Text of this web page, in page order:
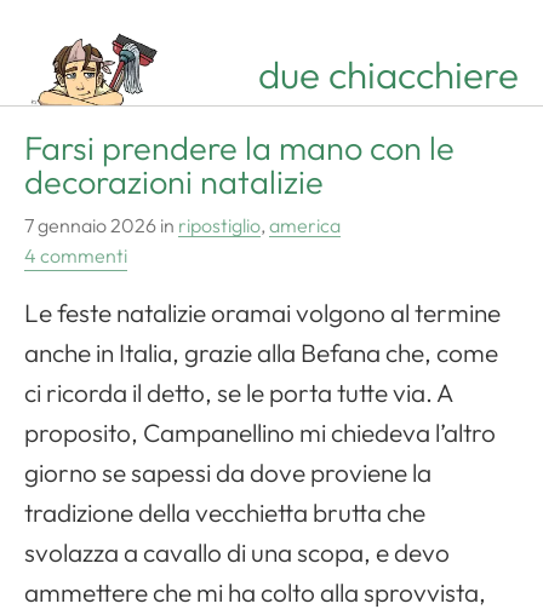
due chiacchiere
Farsi prendere la mano con le
decorazioni natalizie
7 gennaio 2026 in ripostiglio, america
4 commenti
Le feste natalizie oramai volgono al termine
anche in Italia, grazie alla Befana che, come
ci ricorda il detto, se le porta tutte via. A
proposito, Campanellino mi chiedeva l’altro
giorno se sapessi da dove proviene la
tradizione della vecchietta brutta che
svolazza a cavallo di una scopa, e devo
ammettere che mi ha colto alla sprovvista,